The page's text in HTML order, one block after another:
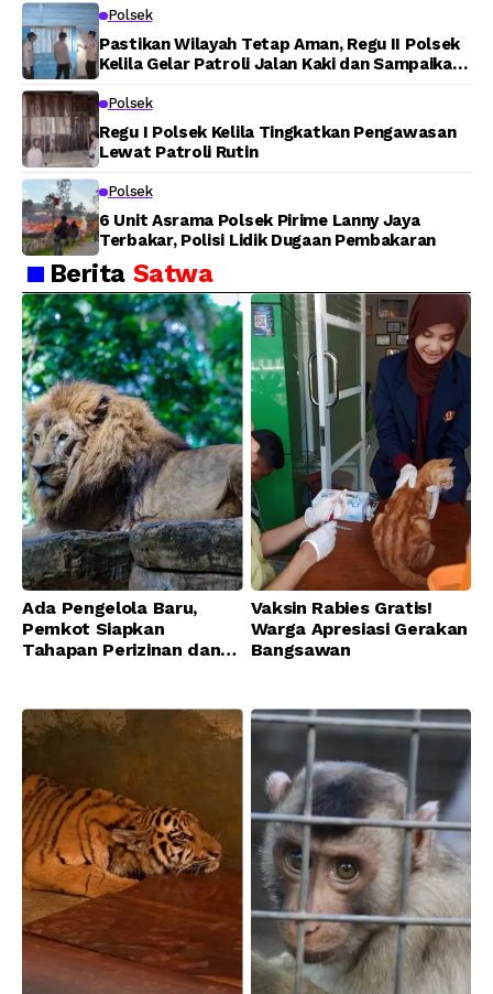
Polsek
Pastikan Wilayah Tetap Aman, Regu II Polsek
Kelila Gelar Patroli Jalan Kaki dan Sampaikan
Polsek
Regu I Polsek Kelila Tingkatkan Pengawasan
Lewat Patroli Rutin
Polsek
6 Unit Asrama Polsek Pirime Lanny Jaya
Terbakar, Polisi Lidik Dugaan Pembakaran
Berita Satwa
Ada Pengelola Baru,
Pemkot Siapkan
Tahapan Perizinan dan
Vaksin Rabies Gratis!
Warga Apresiasi Gerakan
Bangsawan